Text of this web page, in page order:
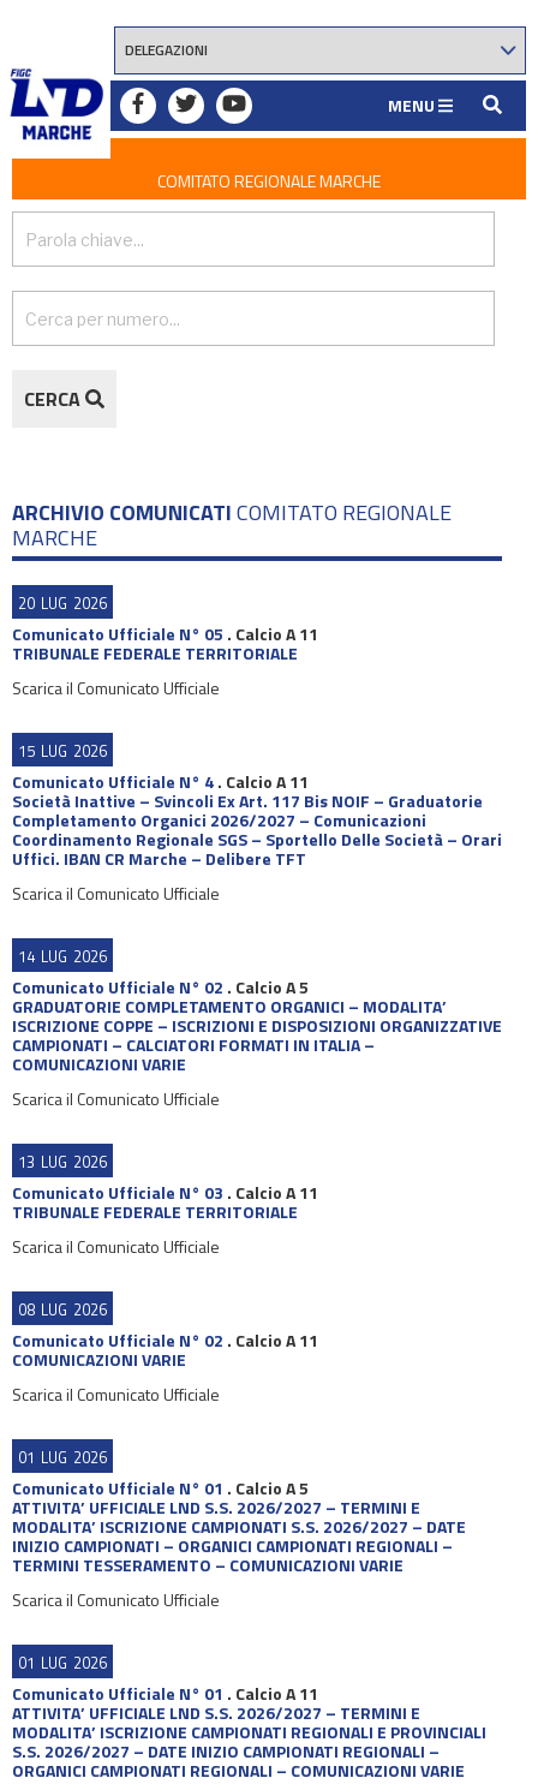
MENU
COMITATO REGIONALE MARCHE
CERCA
ARCHIVIO COMUNICATICOMITATO REGIONALE
MARCHE
20 LUG 2026
Comunicato Ufficiale N° 05 . Calcio A 11
TRIBUNALE FEDERALE TERRITORIALE
Scarica il Comunicato Ufficiale
15 LUG 2026
Comunicato Ufficiale N° 4. Calcio A 11
Società Inattive – Svincoli Ex Art. 117 Bis NOIF – Graduatorie
Completamento Organici 2026/2027 – Comunicazioni
Coordinamento Regionale SGS – Sportello Delle Società – Orari
Uffici. IBAN CR Marche – Delibere TFT
Scarica il Comunicato Ufficiale
14 LUG 2026
Comunicato Ufficiale N° 02 . Calcio A 5
GRADUATORIE COMPLETAMENTO ORGANICI – MODALITA’
ISCRIZIONE COPPE – ISCRIZIONI E DISPOSIZIONI ORGANIZZATIVE
CAMPIONATI – CALCIATORI FORMATI IN ITALIA –
COMUNICAZIONI VARIE
Scarica il Comunicato Ufficiale
13 LUG 2026
Comunicato Ufficiale N° 03 . Calcio A 11
TRIBUNALE FEDERALE TERRITORIALE
Scarica il Comunicato Ufficiale
08 LUG 2026
Comunicato Ufficiale N° 02 . Calcio A 11
COMUNICAZIONI VARIE
Scarica il Comunicato Ufficiale
01 LUG 2026
Comunicato Ufficiale N° 01 . Calcio A 5
ATTIVITA’ UFFICIALE LND S.S. 2026/2027 – TERMINI E
MODALITA’ ISCRIZIONE CAMPIONATI S.S. 2026/2027 – DATE
INIZIO CAMPIONATI – ORGANICI CAMPIONATI REGIONALI –
TERMINI TESSERAMENTO – COMUNICAZIONI VARIE
Scarica il Comunicato Ufficiale
01 LUG 2026
Comunicato Ufficiale N° 01 . Calcio A 11
ATTIVITA’ UFFICIALE LND S.S. 2026/2027 – TERMINI E
MODALITA’ ISCRIZIONE CAMPIONATI REGIONALI E PROVINCIALI
S.S. 2026/2027 – DATE INIZIO CAMPIONATI REGIONALI –
ORGANICI CAMPIONATI REGIONALI – COMUNICAZIONI VARIE